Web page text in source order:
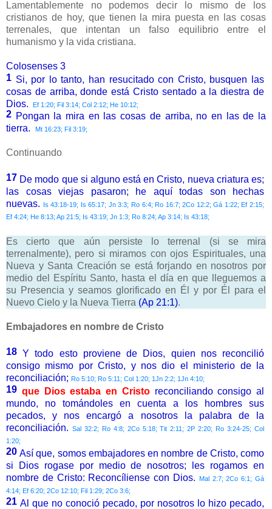
Lamentablemente no podemos decir lo mismo de los
cristianos de hoy, que tienen la mira puesta en las cosas
terrenales, que intentan un falso equilibrio entre el
humanismo y la vida cristiana.
Colosenses 3
1 Si, por lo tanto, han resucitado con Cristo, busquen las
cosas de arriba, donde está Cristo sentado a la diestra de
Dios.
Ef 1:20; Fil 3:14; Col 2:12; He 10:12;
2 Pongan la mira en las cosas de arriba, no en las de la
tierra.
Mt 16:23; Fil 3:19;
Continuando
17 De modo que si alguno está en Cristo, nueva criatura es;
las cosas viejas pasaron; he aquí todas son hechas
nuevas. Is 43:18-19; Is 65:17; Jn 3:3; Ro 6:4; Ro 16:7; 2Co 12:2; Gá 1:22; Ef 2:15;
Ef 4:24; He 8:13; Ap 21:5; Is 43:19; Jn 1:3; Ro 8:24; Ap 3:14; Is 43:18;
Es cierto que aún persiste lo terrenal (si se mira
terrenalmente), pero si miramos con ojos Espirituales, una
Nueva y Santa Creación se está forjando en nosotros por
medio del Espíritu Santo, hasta el día en que lleguemos a
su Presencia y seamos glorificado en Él y por Él para el
Nuevo Cielo y la Nueva Tierra (Ap 21:1).
Embajadores en nombre de Cristo
18Y todo esto proviene de Dios, quien nos reconcilió
consigo mismo por Cristo, y nos dio el ministerio de la
reconciliación; Ro 5:10; Ro 5:11; Col 1:20; 1Jn 2:2; 1Jn 4:10;
19 que Dios estaba en Cristoreconciliando consigo al
mundo, no tomándoles en cuenta a los hombres sus
pecados, y nos encargó a nosotros la palabra de la
reconciliación. Sal 32:2; Ro 4:8; 2Co 5:18; Tit 2:11; 2P 2:20; Ro 3:24-25; Col
1:20;
20 Así que, somos embajadores en nombre de Cristo, como
si Dios rogase por medio de nosotros; les rogamos en
nombre de Cristo: Reconcíliense con Dios. Mal 2:7; 2Co 6:1; Gá
4:14; Ef 6:20; 2Co 12:10; Fil 1:29; 2Co 3:6;
21 Al que no conoció pecado, por nosotros lo hizo pecado,